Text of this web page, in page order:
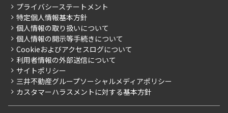
こだわりから探す
こだわり一覧
プレミアムマンション
新築
当社限定（港区・渋谷区）
当社限定（港区・渋谷区以外）
三井不動産企画
ご入居・提携サービス
お部屋探しからご契約まで
よくあるご質問
社宅紹介
【仲介会社様向け】当社仲介事業部取り扱い物件入居申込
会社情報
事業案内
採用情報
ニュースリリース
お問い合わせ
プライバシーステートメント
特定個人情報基本方針
個人情報の取り扱いについて
個人情報の開示等手続きについて
Cookieおよびアクセスログについて
利用者情報の外部送信について
サイトポリシー
三井不動産グループソーシャルメディアポリシー
カスタマーハラスメントに対する基本方針